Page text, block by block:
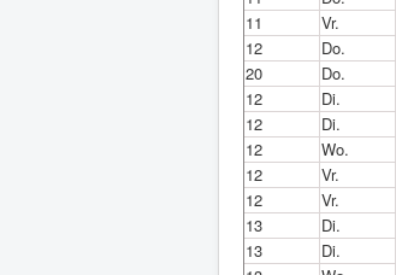
11
Vr.
12
Do.
20
Do.
12
Di.
12
Di.
12
Wo.
12
Vr.
12
Vr.
13
Di.
13
Di.